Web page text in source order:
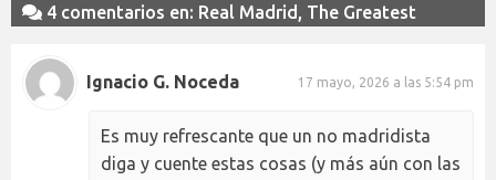
4 comentarios en: Real Madrid, The Greatest
Ignacio G. Noceda 17 mayo, 2026 a las 5:54 pm
Es muy refrescante que un no madridista
diga y cuente estas cosas (y más aún con las